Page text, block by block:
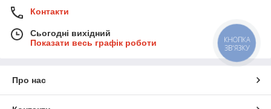
Контакти
Сьогодні вихідний
Показати весь графік роботи
Про нас
КНОПКА
ЗВ'ЯЗКУ